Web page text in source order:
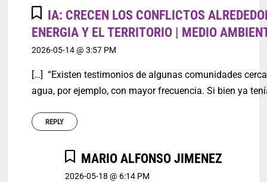
IA: CRECEN LOS CONFLICTOS
ENERGIA Y EL TERRITORIO | MEDIO
2026-05-14 @ 3:57 PM
[…] “Existen testimonios de algunas comunidades
agua, por ejemplo, con mayor frecuencia. Si bien ya
REPLY
MARIO ALFONSO JIMENEZ
2026-05-18 @ 6:14 PM